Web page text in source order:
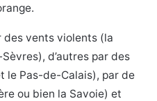
des vents violents (la
d’autres par des
le Pas-de-Calais), par de
ou bien la Savoie) et